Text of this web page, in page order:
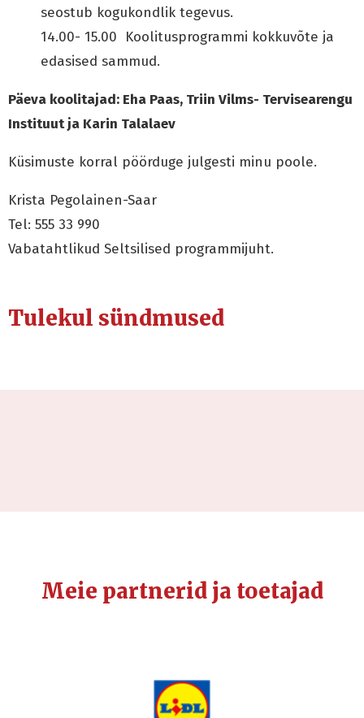
seostub kogukondlik tegevus.
14.00- 15.00 Koolitusprogrammi kokkuvõte ja
edasised sammud.
Päeva koolitajad: Eha Paas, Triin Vilms- Tervisearengu
Instituut ja Karin Talalaev
Küsimuste korral pöörduge julgesti minu poole.
Krista Pegolainen-Saar
Tel: 555 33 990
Vabatahtlikud Seltsilised programmijuht.
Tulekul sündmused
Meie partnerid ja toetajad